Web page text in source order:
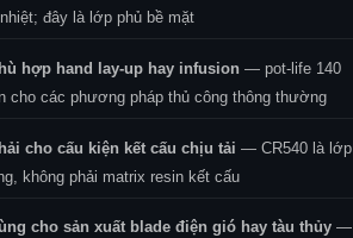
đây là lớp phủ bề mặt
hợp hand lay-up hay infusion — pot-life 140
cho các phương pháp thủ công thông thường
cho cấu kiện kết cấu chịu tải — CR540 là lớp
không phải matrix resin kết cấu
cho sản xuất blade điện gió hay tàu thủy—